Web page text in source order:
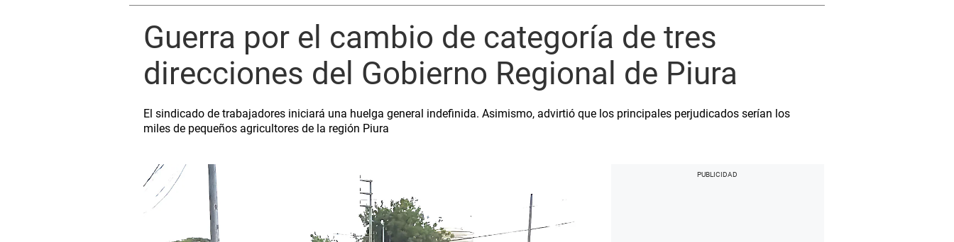
Guerra por el cambio de categoría de tres
direcciones del Gobierno Regional de Piura
El sindicado de trabajadores iniciará una huelga general indefinida. Asimismo, advirtió que los principales perjudicados serían los
miles de pequeños agricultores de la región Piura